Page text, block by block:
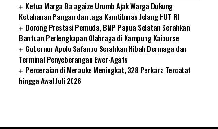
Ketua Marga Balagaize Urumb Ajak Warga Dukung
Ketahanan Pangan dan Jaga Kamtibmas Jelang HUT RI
Dorong Prestasi Pemuda, BMP Papua Selatan Serahkan
Bantuan Perlengkapan Olahraga di Kampung Kaiburse
Gubernur Apolo Safanpo Serahkan Hibah Dermaga dan
Terminal Penyeberangan Ewer-Agats
Perceraian di Merauke Meningkat, 328 Perkara Tercatat
hingga Awal Juli 2026